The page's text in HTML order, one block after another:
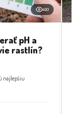
493
pH a
rastlín?
najlepšiu